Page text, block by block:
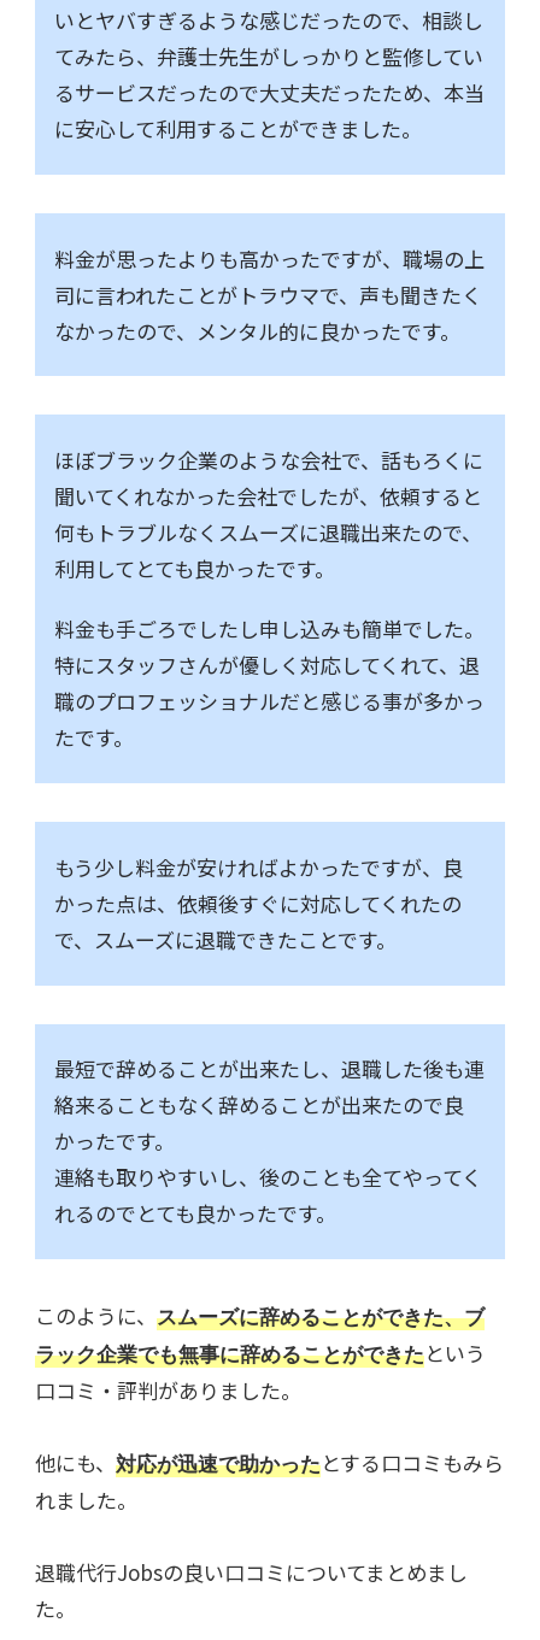
いとヤバすぎるような感じだったので、相談し
てみたら、弁護士先生がしっかりと監修してい
るサービスだったので大丈夫だったため、本当
に安心して利用することができました。
料金が思ったよりも高かったですが、職場の上
司に言われたことがトラウマで、声も聞きたく
なかったので、メンタル的に良かったです。
ほぼブラック企業のような会社で、話もろくに
聞いてくれなかった会社でしたが、依頼すると
何もトラブルなくスムーズに退職出来たので、
利用してとても良かったです。
料金も手ごろでしたし申し込みも簡単でした。
特にスタッフさんが優しく対応してくれて、退
職のプロフェッショナルだと感じる事が多かっ
たです。
もう少し料金が安ければよかったですが、良
かった点は、依頼後すぐに対応してくれたの
で、スムーズに退職できたことです。
最短で辞めることが出来たし、退職した後も連
絡来ることもなく辞めることが出来たので良
かったです。
連絡も取りやすいし、後のことも全てやってく
れるのでとても良かったです。
このように、 スムーズに辞めることができた、ブ
ラック企業でも無事に辞めることができたという
口コミ・評判がありました。
他にも、 対応が迅速で助かったとする口コミもみら
れました。
退職代行Jobsの良い口コミについてまとめまし
た。